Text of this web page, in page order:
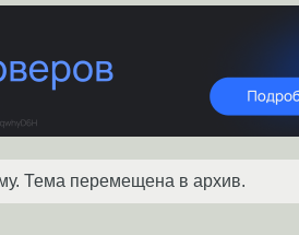
Тема перемещена в архив.